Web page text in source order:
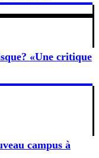
«Une critique
campus à